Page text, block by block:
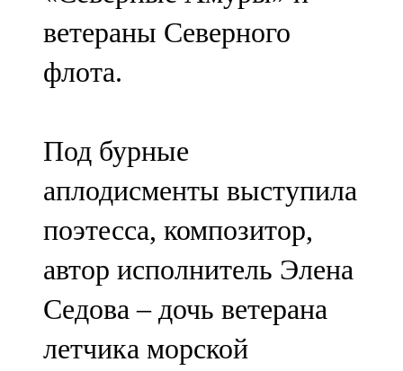
ветераны Северного
флота.
Под бурные
аплодисменты выступила
поэтесса, композитор,
автор исполнитель Элена
Седова – дочь ветерана
летчика морской